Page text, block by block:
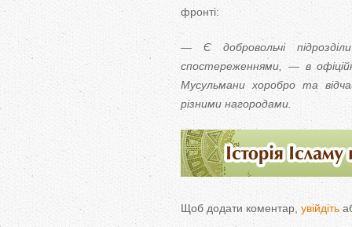
фронті:
— Є добровольчі
спостереженнями, — в
Мусульмани хоробро та
різними нагородами.
Щоб додати коментар, увійдіть